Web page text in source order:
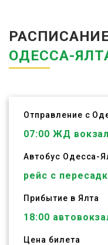
ОДЕССА-
Отправление с
07:00 ЖД вокзал
Автобус Одесса-
рейс с
Прибытие в Ялта
18:00
Цена билета